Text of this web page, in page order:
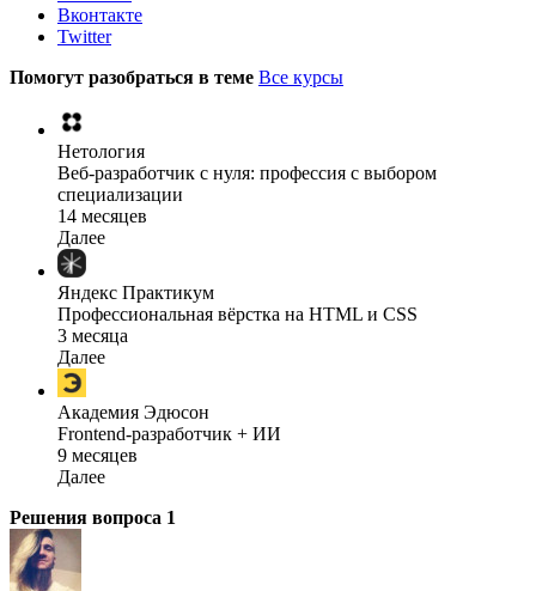
Вконтакте
Twitter
Помогут разобраться в теме Все курсы
Нетология
Веб-разработчик с нуля: профессия с выбором
специализации
14 месяцев
Далее
Яндекс Практикум
Профессиональная вёрстка на HTML и CSS
3 месяца
Далее
Академия Эдюсон
Frontend-разработчик + ИИ
9 месяцев
Далее
Решения вопроса 1